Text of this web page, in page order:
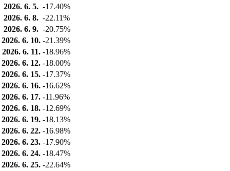
2026. 6. 5. -17.40%
2026. 6. 8. -22.11%
2026. 6. 9. -20.75%
2026. 6. 10. -21.39%
2026. 6. 11. -18.96%
2026. 6. 12. -18.00%
2026. 6. 15. -17.37%
2026. 6. 16. -16.62%
2026. 6. 17. -11.96%
2026. 6. 18. -12.69%
2026. 6. 19. -18.13%
2026. 6. 22. -16.98%
2026. 6. 23. -17.90%
2026. 6. 24. -18.47%
2026. 6. 25. -22.64%